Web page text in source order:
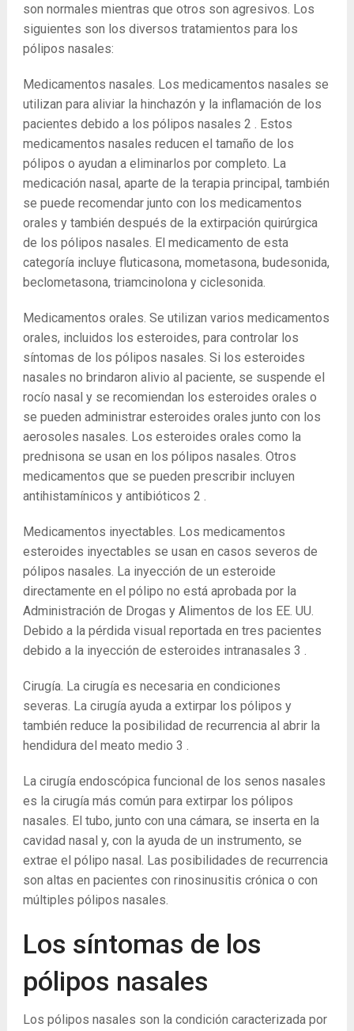
son normales mientras que otros son agresivos. Los
siguientes son los diversos tratamientos para los
pólipos nasales:
Medicamentos nasales. Los medicamentos nasales se
utilizan para aliviar la hinchazón y la inflamación de los
pacientes debido a los pólipos nasales 2 . Estos
medicamentos nasales reducen el tamaño de los
pólipos o ayudan a eliminarlos por completo. La
medicación nasal, aparte de la terapia principal, también
se puede recomendar junto con los medicamentos
orales y también después de la extirpación quirúrgica
de los pólipos nasales. El medicamento de esta
categoría incluye fluticasona, mometasona, budesonida,
beclometasona, triamcinolona y ciclesonida.
Medicamentos orales. Se utilizan varios medicamentos
orales, incluidos los esteroides, para controlar los
síntomas de los pólipos nasales. Si los esteroides
nasales no brindaron alivio al paciente, se suspende el
rocío nasal y se recomiendan los esteroides orales o
se pueden administrar esteroides orales junto con los
aerosoles nasales. Los esteroides orales como la
prednisona se usan en los pólipos nasales. Otros
medicamentos que se pueden prescribir incluyen
antihistamínicos y antibióticos 2 .
Medicamentos inyectables. Los medicamentos
esteroides inyectables se usan en casos severos de
pólipos nasales. La inyección de un esteroide
directamente en el pólipo no está aprobada por la
Administración de Drogas y Alimentos de los EE. UU.
Debido a la pérdida visual reportada en tres pacientes
debido a la inyección de esteroides intranasales 3 .
Cirugía. La cirugía es necesaria en condiciones
severas. La cirugía ayuda a extirpar los pólipos y
también reduce la posibilidad de recurrencia al abrir la
hendidura del meato medio 3 .
La cirugía endoscópica funcional de los senos nasales
es la cirugía más común para extirpar los pólipos
nasales. El tubo, junto con una cámara, se inserta en la
cavidad nasal y, con la ayuda de un instrumento, se
extrae el pólipo nasal. Las posibilidades de recurrencia
son altas en pacientes con rinosinusitis crónica o con
múltiples pólipos nasales.
Los síntomas de los
pólipos nasales
Los pólipos nasales son la condición caracterizada por